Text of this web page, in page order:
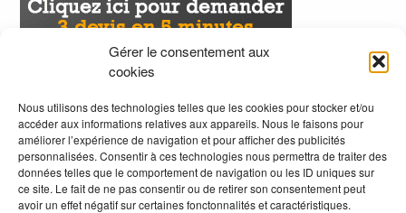
Gérer le consentement aux
cookies
Nous utilisons des technologies telles que les cookies pour stocker et/ou
accéder aux informations relatives aux appareils. Nous le faisons pour
améliorer l’expérience de navigation et pour afficher des publicités
personnalisées. Consentir à ces technologies nous permettra de traiter des
données telles que le comportement de navigation ou les ID uniques sur
ce site. Le fait de ne pas consentir ou de retirer son consentement peut
avoir un effet négatif sur certaines fonctonnalités et caractéristiques.